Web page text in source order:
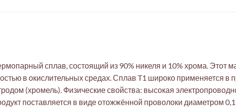
сплав, состоящий из 90% никеля и 10% хрома. Этот
в окислительных средах. Сплав T1 широко применяется в
(хромель). Физические свойства: высокая
поставляется в виде отожжённой проволоки диаметром